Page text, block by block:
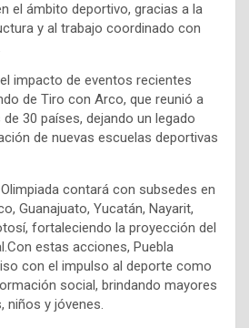
el ámbito deportivo, gracias a la
y al trabajo coordinado con
impacto de eventos recientes
de Tiro con Arco, que reunió a
30 países, dejando un legado
de nuevas escuelas deportivas
contará con subsedes en
Guanajuato, Yucatán, Nayarit,
fortaleciendo la proyección del
estas acciones, Puebla
con el impulso al deporte como
social, brindando mayores
niños y jóvenes.